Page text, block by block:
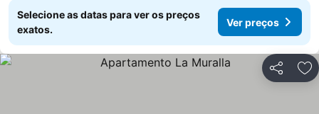
Selecione as datas para ver os preços
exatos.
Ver preços
Partilhar